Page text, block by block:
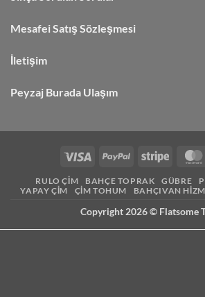
Mesafei Satış Sözleşmesi
İletişim
Peyzaj Burada Ulaşım
RULO ÇIM BAHÇE TOPRAK GÜBRE
YAPAY ÇIM
ÇIM TOHUM BAHÇIVAN
Copyright 2026 © Flatsome